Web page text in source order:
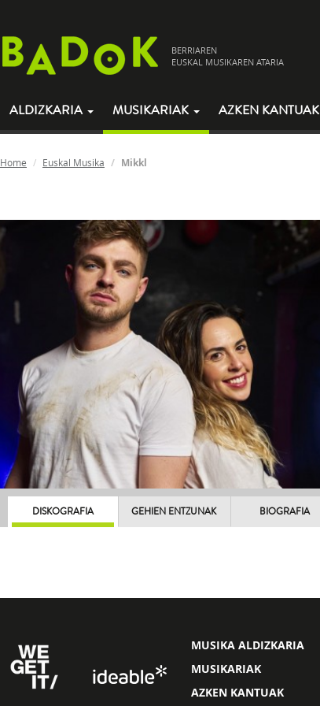
BERRIAREN
EUSKAL MUSIKAREN ATARIA
ALDIZKARIA MUSIKARIAK AZKEN KANTUAK
Home Euskal Musika Mikkl
DISKOGRAFIA GEHIEN ENTZUNAK BIOGRAFIA
MUSIKA ALDIZKARIA
MUSIKARIAK
AZKEN KANTUAK